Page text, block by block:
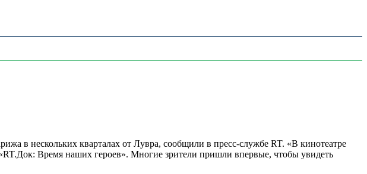
в нескольких кварталах от Лувра, сообщили в пресс-службе RT. «В кинотеатре
Время наших героев». Многие зрители пришли впервые, чтобы увидеть